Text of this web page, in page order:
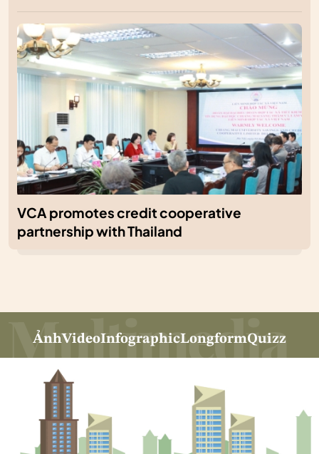
VCA promotes credit cooperative
partnership with Thailand
ẢnhVideoInfographicLongformQuizz